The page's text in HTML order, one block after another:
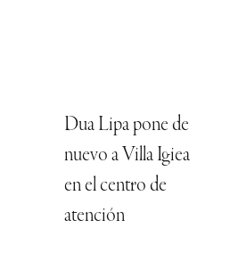
Dua Lipa pone de
nuevo a Villa Igiea
en el centro de
atención